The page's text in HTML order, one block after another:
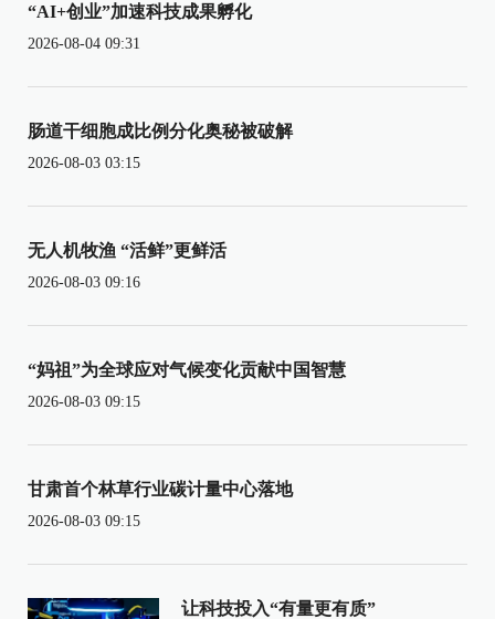
“AI+创业”加速科技成果孵化
2026-08-04 09:31
肠道干细胞成比例分化奥秘被破解
2026-08-03 03:15
无人机牧渔 “活鲜”更鲜活
2026-08-03 09:16
“妈祖”为全球应对气候变化贡献中国智慧
2026-08-03 09:15
甘肃首个林草行业碳计量中心落地
2026-08-03 09:15
让科技投入“有量更有质”